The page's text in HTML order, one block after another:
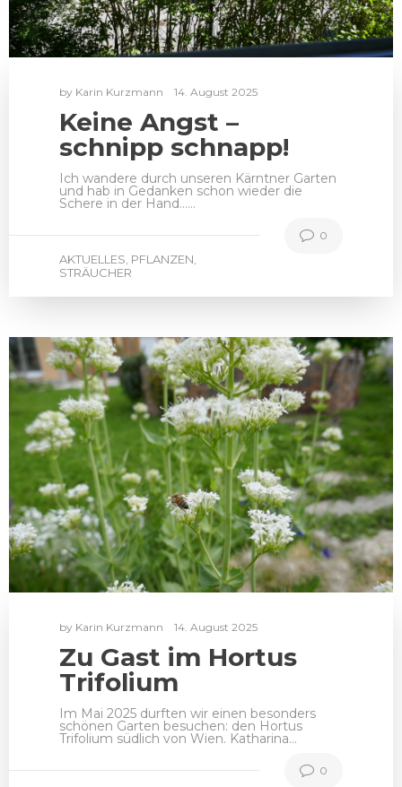
by Karin Kurzmann 14. August 2025
Keine Angst –
schnipp schnapp!
Ich wandere durch unseren Kärntner Garten
und hab in Gedanken schon wieder die
Schere in der Hand……
AKTUELLES, PFLANZEN,
STRÄUCHER
0
by Karin Kurzmann 14. August 2025
Zu Gast im Hortus
Trifolium
Im Mai 2025 durften wir einen besonders
schönen Garten besuchen: den Hortus
Trifolium südlich von Wien. Katharina…
0